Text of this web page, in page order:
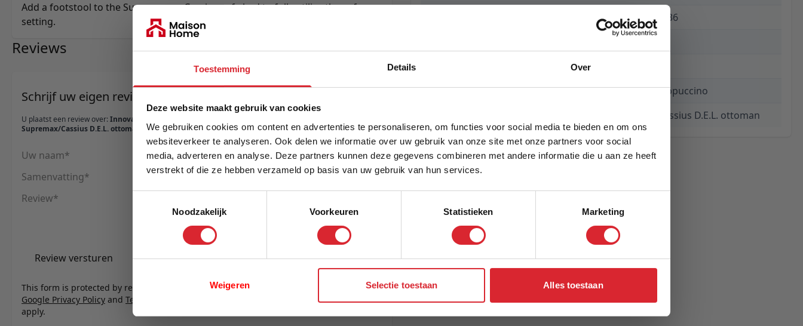
Toestemming Details Over
Deze website maakt gebruik van cookies
We gebruiken cookies om content en advertenties te personaliseren, om functies voor social media te bieden en om ons
websiteverkeer te analyseren. Ook delen we informatie over uw gebruik van onze site met onze partners voor social
media, adverteren en analyse. Deze partners kunnen deze gegevens combineren met andere informatie die u aan ze heeft
verstrekt of die ze hebben verzameld op basis van uw gebruik van hun services.
Noodzakelijk
Voorkeuren Statistieken Marketing
Weigeren Selectie toestaan Alles toestaan
Add a footstool to the Supremax or Cassius sofa bed to fully utilize the sofa
setting.
Reviews
Schrijf uw eigen review
U plaatst een review over: Innovation Living
Supremax/Cassius D.E.L. ottoman - stof 359
Uw naam
Samenvatting
Review
Review versturen
This form is protected by reCAPTCHA - the
Google Privacy Policy and Terms of Service
apply.
5700110885836
Kleur
359 Taura Cappuccino
Supremax/Cassius D.E.L. ottoman
5% Korting
Schrijf je in en ontvang direct een kortingscode